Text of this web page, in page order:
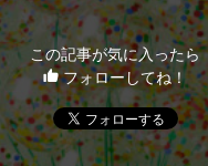
この記事が気に入ったら
フォローしてね！